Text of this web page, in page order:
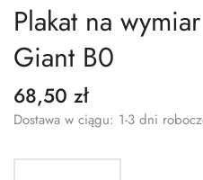
Plakat na
Giant B0
68,50 zł
Dostawa w ciągu: 1-3 dni